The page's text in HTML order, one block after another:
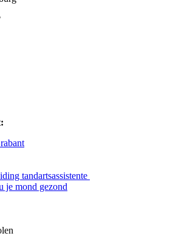
tandartsassistente
je mond gezond